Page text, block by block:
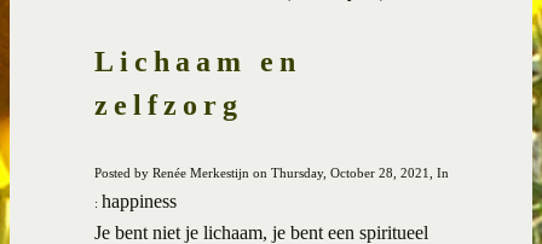
Lichaam en
zelfzorg
Posted by Renée Merkestijn on Thursday, October 28, 2021, In
: happiness
Je bent niet je lichaam, je bent een spiritueel